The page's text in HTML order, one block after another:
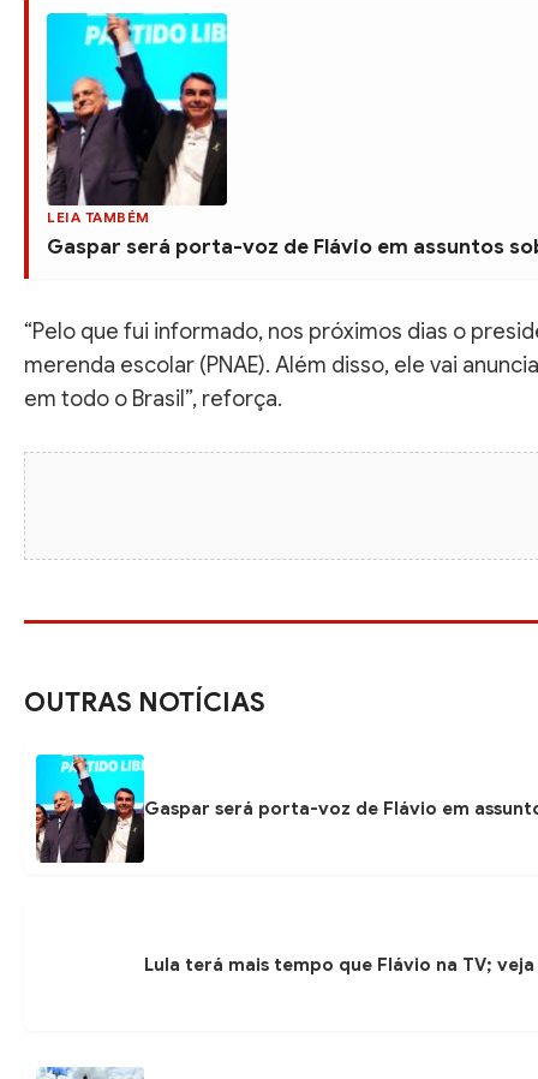
LEIA TAMBÉM
Gaspar será porta-voz de Flávio em assuntos
“Pelo que fui informado, nos próximos dias o
merenda escolar (PNAE). Além disso, ele vai
em todo o Brasil”, reforça.
OUTRAS NOTÍCIAS
Gaspar será porta-voz de Flávio em
Lula terá mais tempo que Flávio na TV;